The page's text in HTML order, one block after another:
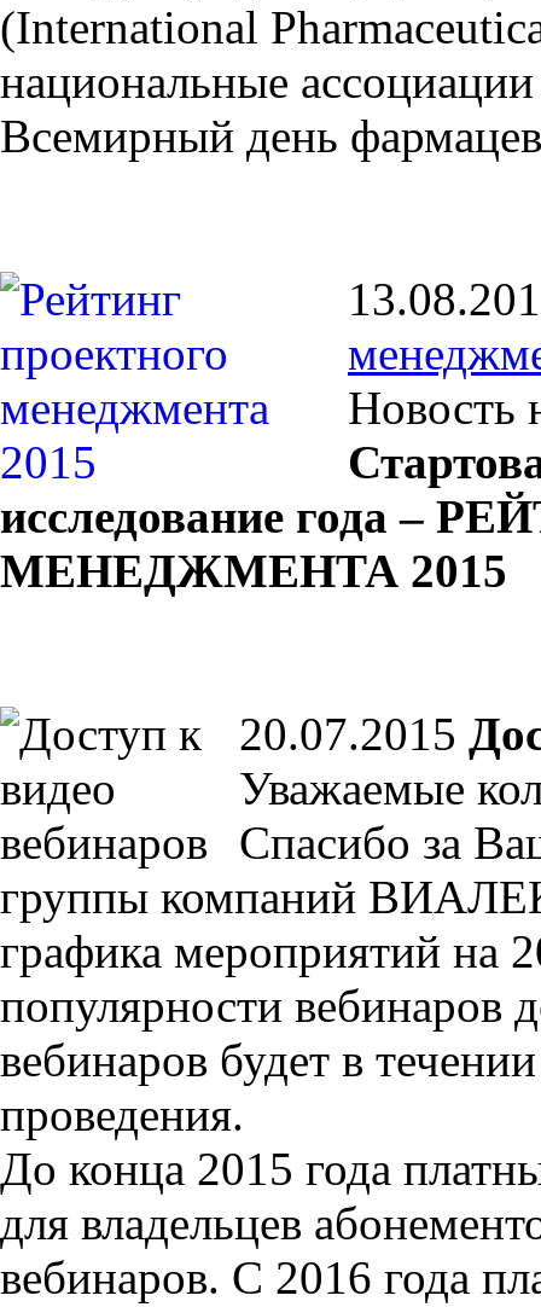
(International
национальные
Всемирный день
Новость
исследование года –
МЕНЕДЖМЕНТА 2015
20.07.2015
Уважаемые
Спасибо за
группы компаний
графика мероприятий на
популярности вебинаров
вебинаров будет в
проведения.
До конца 2015 года
для владельцев
вебинаров. С 2016 года